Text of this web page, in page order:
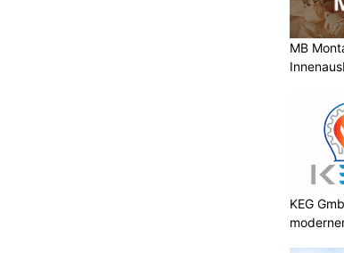
MB
KEG